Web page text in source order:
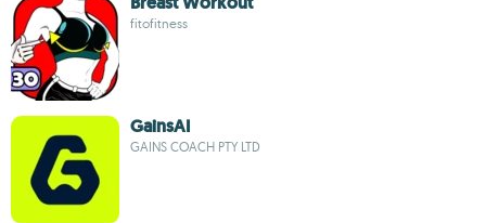
fitofitness
GainsAI
GAINS COACH PTY LTD